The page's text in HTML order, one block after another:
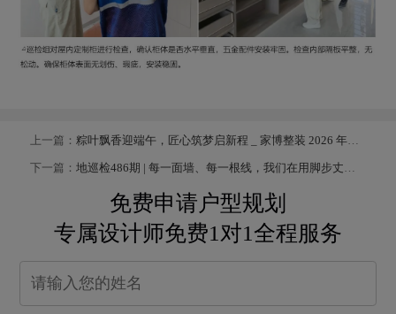
上一篇： 粽叶飘香迎端午，匠心筑梦启新程 _ 家博整装 2026 年端午节师傅大会圆满举行前言
下一篇： 地巡检486期 | 每一面墙、每一根线，我们在用脚步丈量责任的尺度
免费申请户型规划
专属设计师免费1对1全程服务